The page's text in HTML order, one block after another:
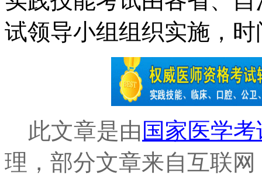
试领导小组组织实施，
此文章是由 国家医学
理，部分文章来自互联